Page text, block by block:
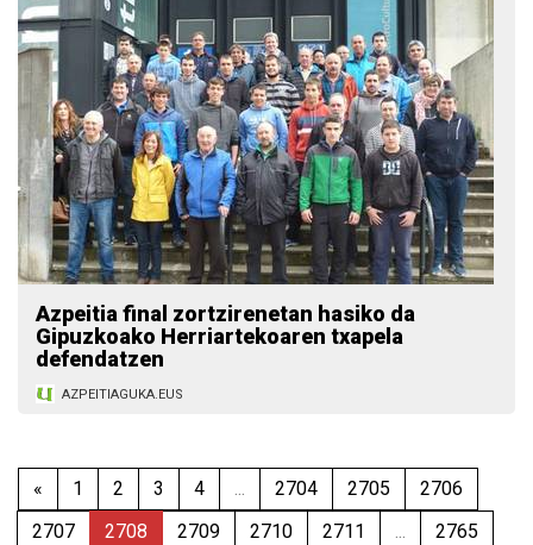
Azpeitia final zortzirenetan hasiko da
Gipuzkoako Herriartekoaren txapela
defendatzen
AZPEITIAGUKA.EUS
« 1 2 3 4 ... 2704 2705
2706
2707
2708 2709 2710 2711 ...
2765